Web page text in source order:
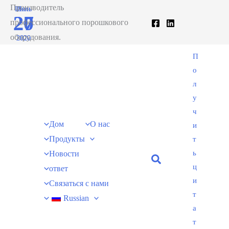
Производитель
профессионального порошкового
оборудования.
Дом
О нас
Продукты
Новости
ответ
Связаться с нами
Russian
П
о
л
у
ч
и
т
ь
ц
и
т
а
т
Июн
27
2020
Июль
20
2020